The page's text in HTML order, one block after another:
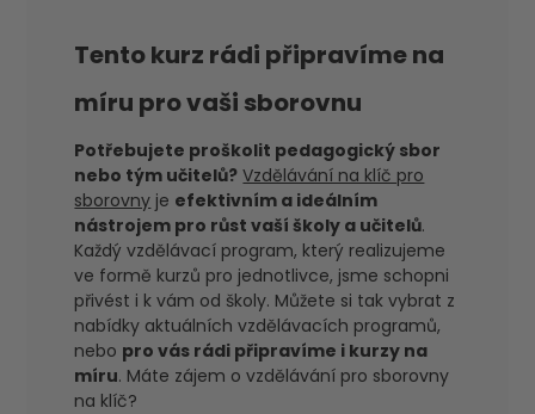
Tento kurz rádi připravíme na
míru pro vaši sborovnu
Potřebujete proškolit pedagogický sbor
nebo tým učitelů? Vzdělávání na klíč pro
sborovny je efektivním a ideálním
nástrojem pro růst vaší školy a učitelů.
Každý vzdělávací program, který realizujeme
ve formě kurzů pro jednotlivce, jsme schopni
přivést i k vám od školy. Můžete si tak vybrat z
nabídky aktuálních vzdělávacích programů,
nebo pro vás rádi připravíme i kurzy na
míru. Máte zájem o vzdělávání pro sborovny
na klíč?